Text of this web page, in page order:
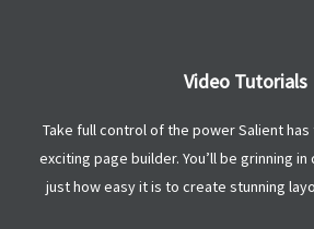
Video Tutorials
Take full control of the power Salient
exciting page builder. You’ll be grinning
just how easy it is to create stunning